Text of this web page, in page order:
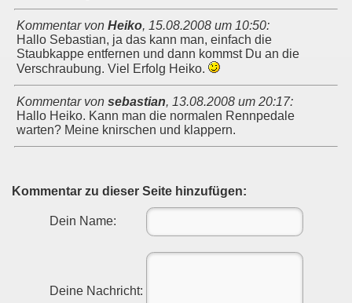
Kommentar von Heiko, 15.08.2008 um 10:50:
Hallo Sebastian, ja das kann man, einfach die
Staubkappe entfernen und dann kommst Du an die
Verschraubung. Viel Erfolg Heiko.
Kommentar von sebastian, 13.08.2008 um 20:17:
Hallo Heiko. Kann man die normalen Rennpedale
warten? Meine knirschen und klappern.
Kommentar zu dieser Seite hinzufügen:
Dein Name:
Deine Nachricht: